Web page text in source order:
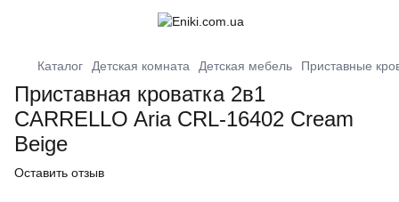
Каталог Детская комната Детская мебель Приставные
Приставная кроватка 2в1
CARRELLO Aria CRL-16402 Cream
Beige
Оставить отзыв